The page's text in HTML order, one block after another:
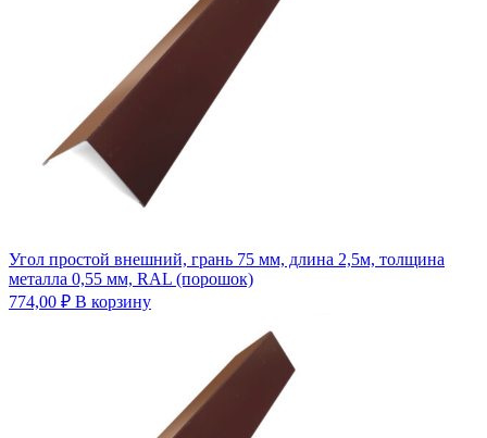
Угол простой внешний, грань 75 мм, длина 2,5м, толщина
металла 0,55 мм, RAL (порошок)
774,00 ₽ В корзину